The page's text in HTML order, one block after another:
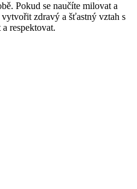
Pokud se naučíte milovat a
zdravý a šťastný vztah s
respektovat.